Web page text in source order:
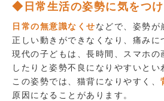
◆日常生活の姿勢に気をつ
日常の無意識なくせ などで、姿勢が
正しい動きができなくなり、痛みに
現代の子どもは、長時間、スマホの
したりと姿勢不良になりやすいとい
この姿勢では、猫背になりやすく、
原因になることがあります。